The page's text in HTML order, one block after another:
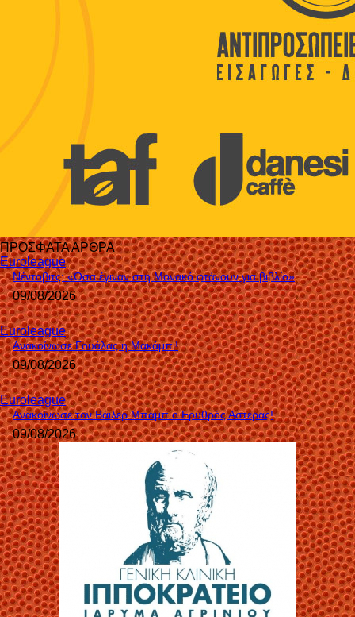
ΠΡΟΣΦΑΤΑ ΑΡΘΡΑ
Euroleague
Νέντοβιτς: «Όσα έγιναν στη Μονακό φτάνουν για βιβλίο»
09/08/2026
Euroleague
Ανακοίνωσε Γουάλας η Μακάμπι!
09/08/2026
Euroleague
Ανακοίνωσε τον Βάιλερ Μπαμπ ο Ερυθρός Αστέρας!
09/08/2026